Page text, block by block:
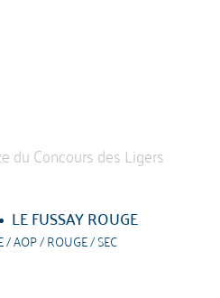
LE FUSSAY ROUGE
AOP / ROUGE / SEC